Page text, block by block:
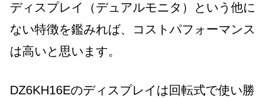
ディスプレイ（デュアルモニタ）という他に
ない特徴を鑑みれば、コストパフォーマンス
は高いと思います。
DZ6KH16Eのディスプレイは回転式で使い勝